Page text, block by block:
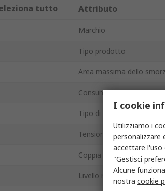
tutto Attributo
Marchio
Tipo prodotto
Area massima dello
Consumo energetico
Tipo di controllo
Tensione di alimentazione
Coppia motore
Livello rumore
I cookie
Utilizziamo i
personalizzare
accettare l'uso
"Gestisci
Alcune
nostra cookie